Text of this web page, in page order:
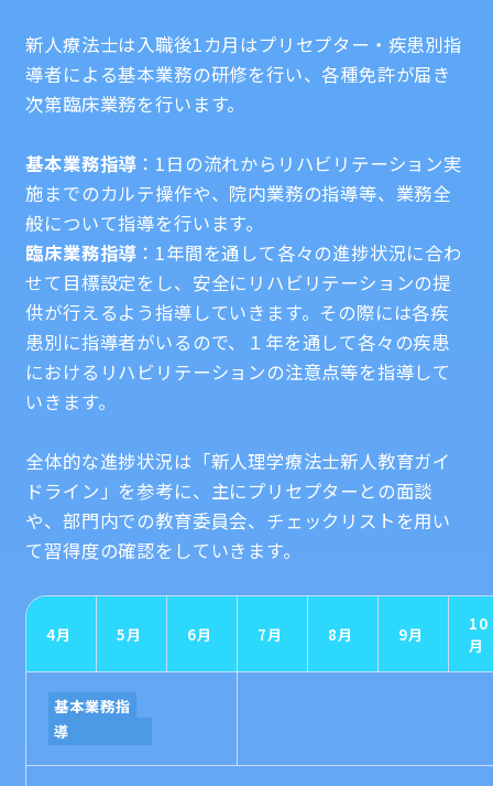
新人療法士は入職後1カ月はプリセプター・疾患別指
導者による基本業務の研修を行い、各種免許が届き
次第臨床業務を行います。
基本業務指導 ：1日の流れからリハビリテーション実
施までのカルテ操作や、院内業務の指導等、業務全
般について指導を行います。
臨床業務指導 ：1年間を通して各々の進捗状況に合わ
せて目標設定をし、安全にリハビリテーションの提
供が行えるよう指導していきます。その際には各疾
患別に指導者がいるので、１年を通して各々の疾患
におけるリハビリテーションの注意点等を指導して
いきます。
全体的な進捗状況は「新人理学療法士新人教育ガイ
ドライン」を参考に、主にプリセプターとの面談
や、部門内での教育委員会、チェックリストを用い
て習得度の確認をしていきます。
4月 5月 6月 7月 8月 9月
10
月
基本業務指
導